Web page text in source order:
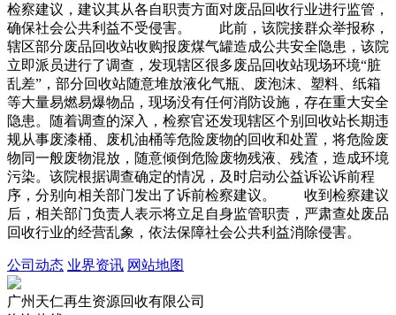
检察建议，建议其从各自职责方面对废品回收行业进行监管，
确保社会公共利益不受侵害。 此前，该院接群众举报称，
辖区部分废品回收站收购报废煤气罐造成公共安全隐患，该院
立即派员进行了调查，发现辖区很多废品回收站现场环境“脏
乱差”，部分回收站随意堆放液化气瓶、废泡沫、塑料、纸箱
等大量易燃易爆物品，现场没有任何消防设施，存在重大安全
隐患。随着调查的深入，检察官还发现辖区个别回收站长期违
规从事废漆桶、废机油桶等危险废物的回收和处置，将危险废
物同一般废物混放，随意倾倒危险废物残液、残渣，造成环境
污染。该院根据调查确定的情况，及时启动公益诉讼诉前程
序，分别向相关部门发出了诉前检察建议。 收到检察建议
后，相关部门负责人表示将立足自身监管职责，严肃查处废品
回收行业的经营乱象，依法保障社会公共利益消除侵害。
公司动态 业界资讯 网站地图
广州天仁再生资源回收有限公司